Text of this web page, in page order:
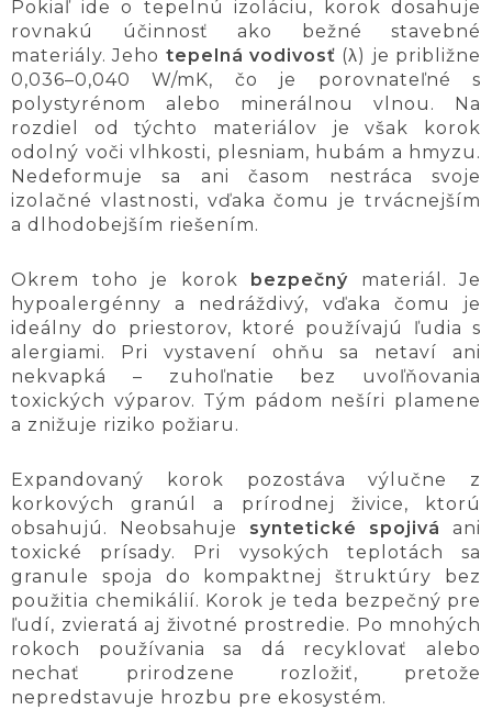
Pokiaľ ide o tepelnú izoláciu, korok dosahuje
rovnakú účinnosť ako bežné stavebné
materiály. Jeho tepelná vodivosť (λ) je približne
0,036–0,040 W/mK, čo je porovnateľné s
polystyrénom alebo minerálnou vlnou. Na
rozdiel od týchto materiálov je však korok
odolný voči vlhkosti, plesniam, hubám a hmyzu.
Nedeformuje sa ani časom nestráca svoje
izolačné vlastnosti, vďaka čomu je trvácnejším
a dlhodobejším riešením.
Okrem toho je korok bezpečný materiál. Je
hypoalergénny a nedráždivý, vďaka čomu je
ideálny do priestorov, ktoré používajú ľudia s
alergiami. Pri vystavení ohňu sa netaví ani
nekvapká – zuhoľnatie bez uvoľňovania
toxických výparov. Tým pádom nešíri plamene
a znižuje riziko požiaru.
Expandovaný korok pozostáva výlučne z
korkových granúl a prírodnej živice, ktorú
obsahujú. Neobsahuje syntetické spojivá
ani
toxické prísady. Pri vysokých teplotách sa
granule spoja do kompaktnej štruktúry bez
použitia chemikálií. Korok je teda bezpečný pre
ľudí, zvieratá aj životné prostredie. Po mnohých
rokoch používania sa dá recyklovať alebo
nechať prirodzene rozložiť, pretože
nepredstavuje hrozbu pre ekosystém.